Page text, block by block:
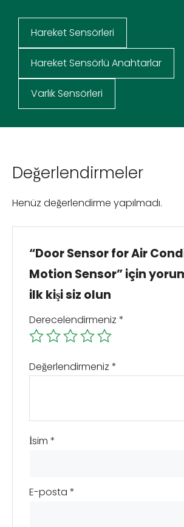
Hareket Sensörleri
Hareket Sensörlü Anahtarlar
Varlık Sensörleri
Değerlendirmeler
Henüz değerlendirme yapılmadı.
“Door Sensor for Air
Motion Sensor” için
ilk kişi siz olun
Derecelendirmeniz *
Değerlendirmeniz *
İsim *
E-posta *